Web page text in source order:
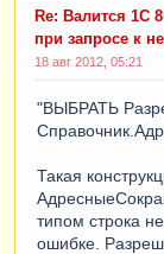
Re: Валится 1С
при запросе к
18 авг 2012, 05:21
"ВЫБРАТЬ
Такая
типом строка
ошибке.